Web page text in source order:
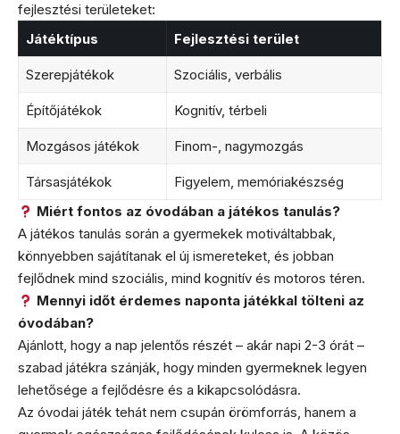
fejlesztési területeket:
Játéktípus
Fejlesztési terület
Szerepjátékok Szociális, verbális
Építőjátékok Kognitív, térbeli
Mozgásos játékok Finom-, nagymozgás
Társasjátékok
Figyelem, memóriakészség
Miért fontos az óvodában a játékos tanulás?
A játékos tanulás során a gyermekek motiváltabbak,
könnyebben sajátítanak el új ismereteket, és jobban
fejlődnek mind szociális, mind kognitív és motoros téren.
Mennyi időt érdemes naponta játékkal tölteni az
óvodában?
Ajánlott, hogy a nap jelentős részét – akár napi 2-3 órát –
szabad játékra szánják, hogy minden gyermeknek legyen
lehetősége a fejlődésre és a kikapcsolódásra.
Az óvodai játék tehát nem csupán örömforrás, hanem a